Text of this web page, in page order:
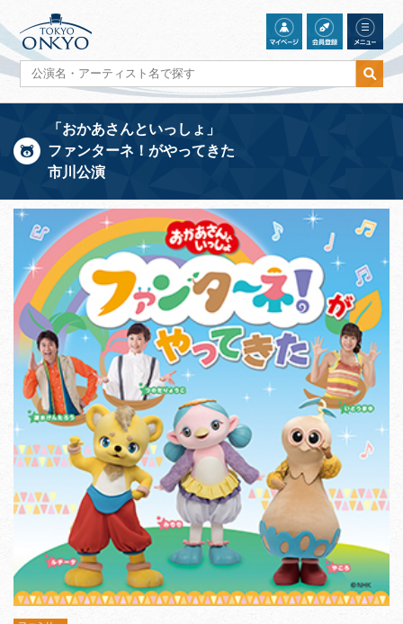
「おかあさんといっしょ」
ファンターネ！がやってきた
市川公演